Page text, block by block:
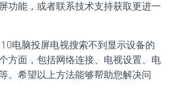
功能，或者联系技术支持获取更进一
电脑投屏电视搜索不到显示设备的
方面，包括网络连接、电视设置、电
。希望以上方法能够帮助您解决问